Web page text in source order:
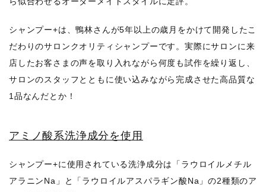
シャンプー+は、鴨林さんが5年以上の歳月をかけて開発したこ
だわりのサロンクオリティシャンプーです。実際にサロンに来
店したお客さまの声を取り入れながら何度も試作を繰り返し、
サロンのスタッフとともに使い込みながら完成させた高品質な
1品なんだとか！
アミノ酸系洗浄成分を使用
シャンプー+に使用されている洗浄成分は「ラウロイルメチル
アラニンNa」と「ラウロイルアスパラギン酸Na」の2種類のア